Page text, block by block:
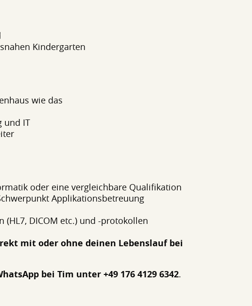
Kindergarten
wie das
und IT
oder eine vergleichbare Qualifikation
Applikationsbetreuung
DICOM etc.) und -protokollen
mit oder ohne deinen Lebenslauf bei
bei Tim unter +49 176 4129 6342.